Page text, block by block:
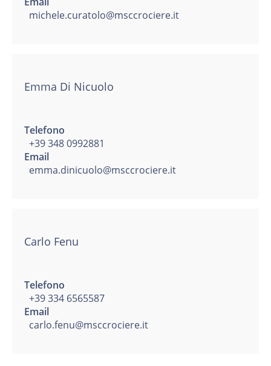
michele.curatolo@msccrociere.it
Emma Di Nicuolo
Telefono
+39 348 0992881
Email
emma.dinicuolo@msccrociere.it
Carlo Fenu
Telefono
+39 334 6565587
Email
carlo.fenu@msccrociere.it